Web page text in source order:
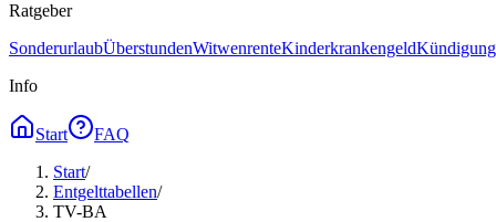
Ratgeber
SonderurlaubÜberstundenWitwenrenteKinderkrankengeld
Info
Start
FAQ
Start/
Entgelttabellen/
TV-BA